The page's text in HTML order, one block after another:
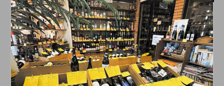
えんちゃん
遠州信用金庫
ゆとりのくらしのパートナー。遠州信用金庫の福理事
2026.07.21 小さなお子さまからご年配の方まで楽し
める、遠州名物・【舞阪団子】と【名の
2026.07.11 JR新居町駅前のお食事処＆和居酒屋店